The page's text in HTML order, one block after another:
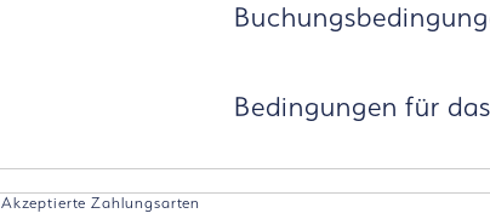
Bedingungen für
Akzeptierte Zahlungsarten